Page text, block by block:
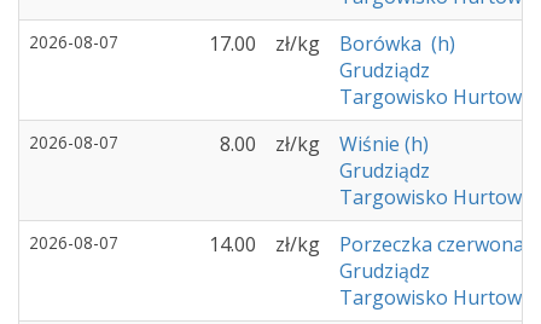
2026-08-07 17.00 zł/kg
Borówka (h)
Grudziądz
Targowisko Hurtowe
2026-08-07 8.00 zł/kg
Wiśnie (h)
Grudziądz
Targowisko Hurtowe
2026-08-07 14.00 zł/kg
Porzeczka czerwona
Grudziądz
Targowisko Hurtowe